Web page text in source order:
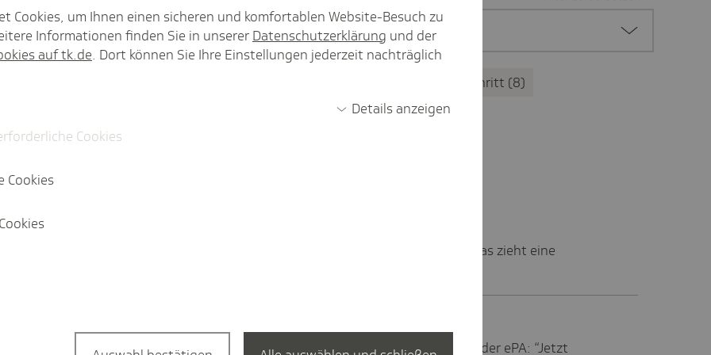
Digitaler Fortschritt 8
Ein Jahr Patientenakte: TK-Chef Dr. Jens Baas zieht eine
- vier Forderungen
TK-Chef Baas zur verpflichtenden Nutzung der ePA: “Jetzt
Cookies, um Ihnen einen sicheren und komfortablen Website-Besuch zu
Informationen finden Sie in unserer Datenschutzerklärung und der
auf tk.de. Dort können Sie Ihre Einstellungen jederzeit nachträglich
Details anzeigen
Cookies
Cookies